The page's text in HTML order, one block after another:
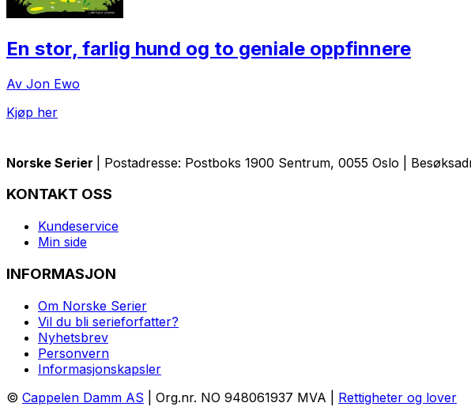
En stor, farlig hund og to geniale oppfinnere
Av Jon Ewo
Kjøp her
Norske Serier | Postadresse: Postboks 1900 Sentrum, 0055 Oslo |
KONTAKT OSS
Kundeservice
Min side
INFORMASJON
Om Norske Serier
Vil du bli serieforfatter?
Nyhetsbrev
Personvern
Informasjonskapsler
© Cappelen Damm AS | Org.nr. NO 948061937 MVA | Rettigheter og lover